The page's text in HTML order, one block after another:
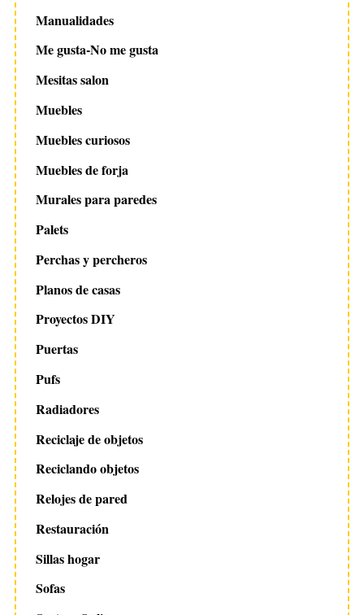
Manualidades
Me gusta-No me gusta
Mesitas salon
Muebles
Muebles curiosos
Muebles de forja
Murales para paredes
Palets
Perchas y percheros
Planos de casas
Proyectos DIY
Puertas
Pufs
Radiadores
Reciclaje de objetos
Reciclando objetos
Relojes de pared
Restauración
Sillas hogar
Sofas